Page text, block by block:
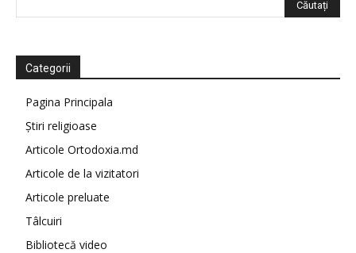
Categorii
Pagina Principala
Știri religioase
Articole Ortodoxia.md
Articole de la vizitatori
Articole preluate
Tâlcuiri
Bibliotecă video